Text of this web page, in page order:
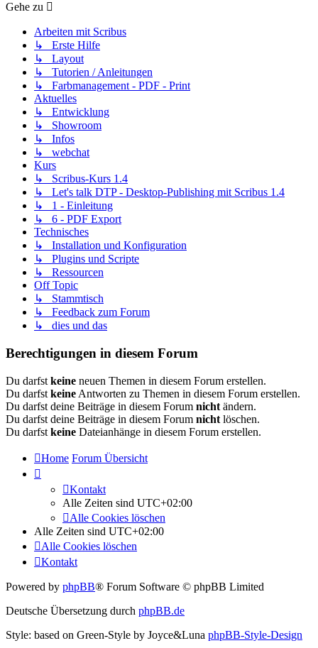
Gehe zu
Arbeiten mit Scribus
↳ Erste Hilfe
↳ Layout
↳ Tutorien / Anleitungen
↳ Farbmanagement - PDF - Print
Aktuelles
↳ Entwicklung
↳ Showroom
↳ Infos
↳ webchat
Kurs
↳ Scribus-Kurs 1.4
↳ Let's talk DTP - Desktop-Publishing mit Scribus 1.4
↳ 1 - Einleitung
↳ 6 - PDF Export
Technisches
↳ Installation und Konfiguration
↳ Plugins und Scripte
↳ Ressourcen
Off Topic
↳ Stammtisch
↳ Feedback zum Forum
↳ dies und das
Berechtigungen in diesem Forum
Du darfst keine neuen Themen in diesem Forum erstellen.
Du darfst keine Antworten zu Themen in diesem Forum erstellen.
Du darfst deine Beiträge in diesem Forum nicht ändern.
Du darfst deine Beiträge in diesem Forum nicht löschen.
Du darfst keine Dateianhänge in diesem Forum erstellen.
Home Forum Übersicht
Kontakt
Alle Zeiten sind UTC+02:00
Alle Cookies löschen
Alle Zeiten sind UTC+02:00
Alle Cookies löschen
Kontakt
Powered by phpBB® Forum Software © phpBB Limited
Deutsche Übersetzung durch phpBB.de
Style: based on Green-Style by Joyce&Luna phpBB-Style-Design